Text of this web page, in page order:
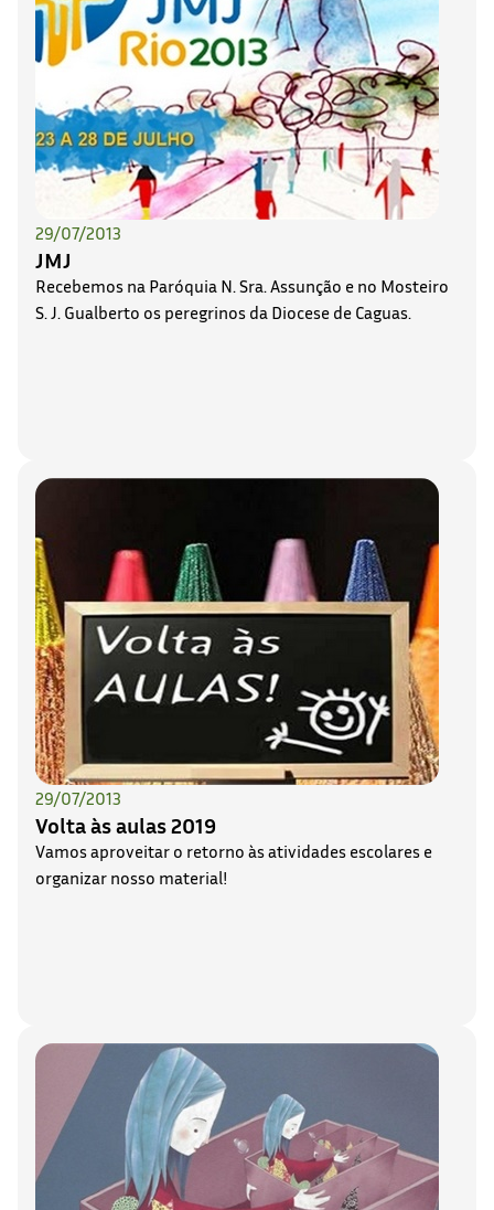
29/07/2013
JMJ
Recebemos na Paróquia N. Sra. Assunção e no Mosteiro
S. J. Gualberto os peregrinos da Diocese de Caguas.
29/07/2013
Volta às aulas 2019
Vamos aproveitar o retorno às atividades escolares e
organizar nosso material!